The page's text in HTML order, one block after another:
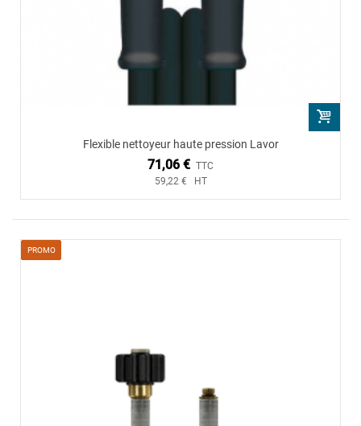
Flexible nettoyeur haute pression Lavor
71,06 € TTC
59,22 € HT
PROMO